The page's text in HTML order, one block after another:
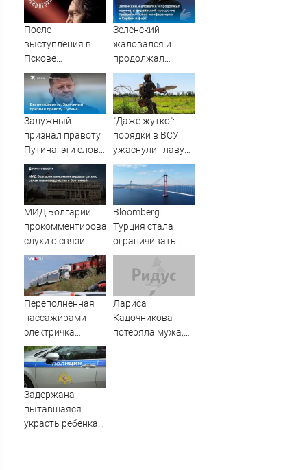
После
выступления в
Пскове
группировка
«Ленинград»
отменила
концерты в
Саранске
Зеленский
жаловался и
продолжал
клянчить:
украинский
просрочка
превратил пресс-
конференцию в
Залужный
признал правоту
Путина: эти слова
прозвучали не
просто так
"Даже жутко":
порядки в ВСУ
ужаснули главу
британской
армии
МИД Болгарии
прокомментировал
слухи о связи
главы ведомства
с Британией
Bloomberg:
Турция стала
ограничивать
проход судов в
Черное море из-за
атак БПЛА -
Новости на
Вести.ru
Переполненная
пассажирами
электричка
столкнулась с
грузовым
поездом —
десятки человек
Видео с места ЧП
Лариса
Кадочникова
потеряла мужа,
Задержана
пытавшаяся
украсть ребенка